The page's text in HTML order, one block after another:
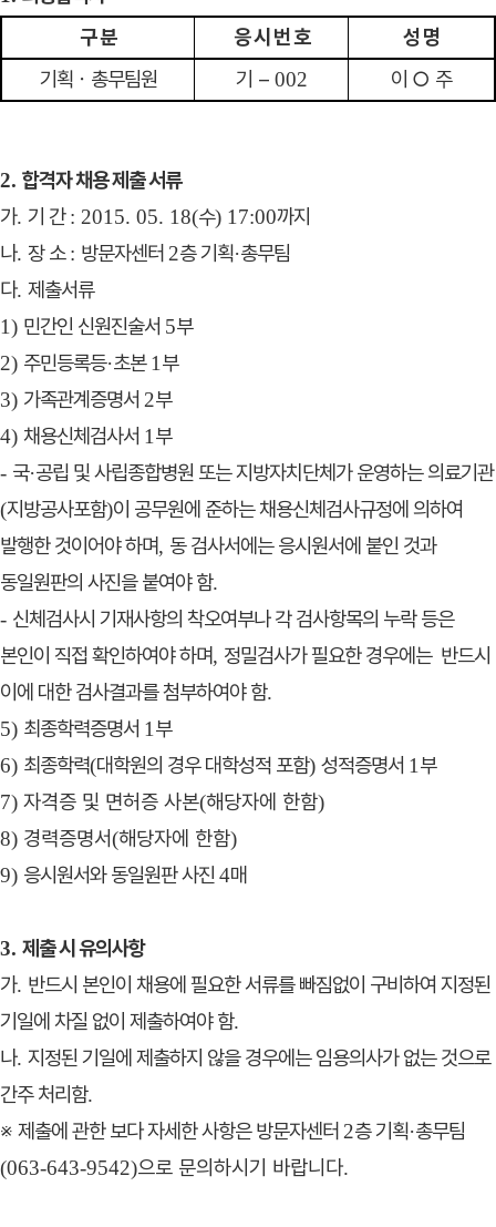
구 분
응 시 번 호
성 명
기획ㆍ 총무팀원 기 – 002 이 ○ 주
2. 합격자 채용 제출 서류
가. 기 간: 2015. 05. 18(수) 17:00까지
나. 장 소: 방문자센터 2층 기획·총무팀
다. 제출서류
1) 민간인 신원진술서 5부
2) 주민등록등·초본1 부
3) 가족관계증명서 2부
4) 채용신체검사서 1 부
- 국·공립 및 사립종합병원 또는 지방자치단체가 운영하는 의료기관
(지방공사포함)이 공무원에 준하는 채용신체검사규정에 의하여
발행한 것이어야 하며, 동 검사서에는 응시원서에 붙인 것과
동일원판의 사진을 붙여야 함.
- 신체검사시 기재사항의 착오여부나 각 검사항목의 누락 등은
본인이 직접 확인하여야 하며, 정밀검사가 필요한 경우에는 반드시
이에 대한 검사결과를 첨부하여야 함.
5) 최종학력증명서 1 부
6) 최종학력(대학원의 경우 대학성적 포함) 성적증명서 1 부
7) 자격증 및 면허증 사본(해당자에 한함)
8) 경력증명서(해당자에 한함)
9) 응시원서와 동일원판 사진 4매
3. 제출 시 유의사항
가. 반드시 본인이 채용에 필요한 서류를 빠짐없이 구비하여 지정된
기일에 차질 없이 제출하여야 함.
나. 지정된 기일에 제출하지 않을 경우에는 임용의사가 없는 것으로
간주 처리함.
※ 제출에 관한 보다 자세한 사항은 방문자센터 2층 기획·총무팀
(063-643-9542)으로 문의하시기 바랍니다.